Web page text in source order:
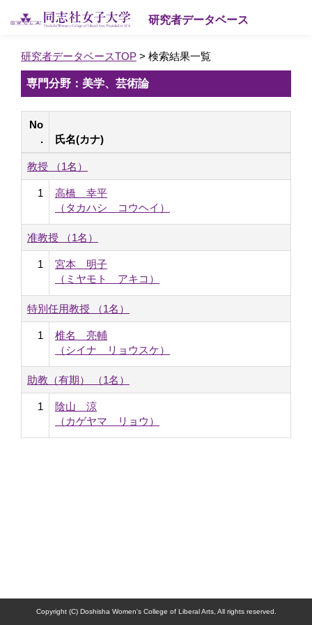
研究者データベース
研究者データベースTOP > 検索結果一覧
専門分野：美学、芸術論
No
.
氏名(カナ)
教授 （1名）
1
高橋 幸平
（タカハシ コウヘイ）
准教授 （1名）
1
宮本 明子
（ミヤモト アキコ）
特別任用教授 （1名）
1
椎名 亮輔
（シイナ リョウスケ）
助教（有期） （1名）
1
陰山 涼
（カゲヤマ リョウ）
Copyright (C) Doshisha Women's College of Liberal Arts, All rights reserved.